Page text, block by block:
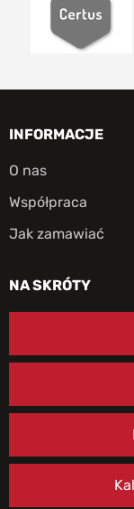
INFORMACJE
O nas
Współpraca
Jak zamawiać
NA SKRÓTY